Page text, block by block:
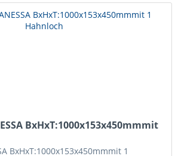
BxHxT:1000x153x450mmmit
BxHxT:1000x153x450mmmit 1